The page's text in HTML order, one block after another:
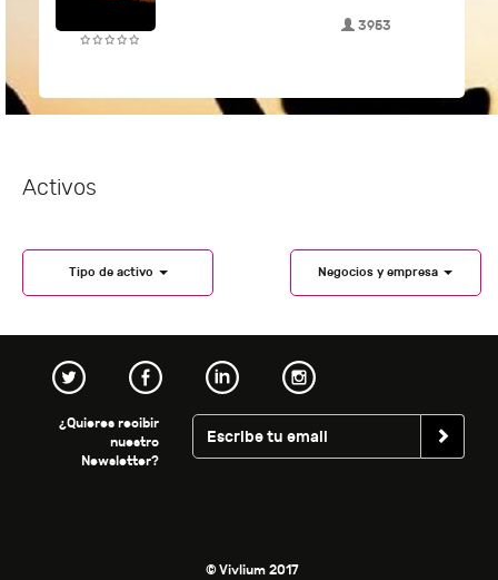
3953
Activos
Tipo de activo Negocios y empresa
¿Quieres recibir
nuestro
Newsletter?
© Vivlium 2017